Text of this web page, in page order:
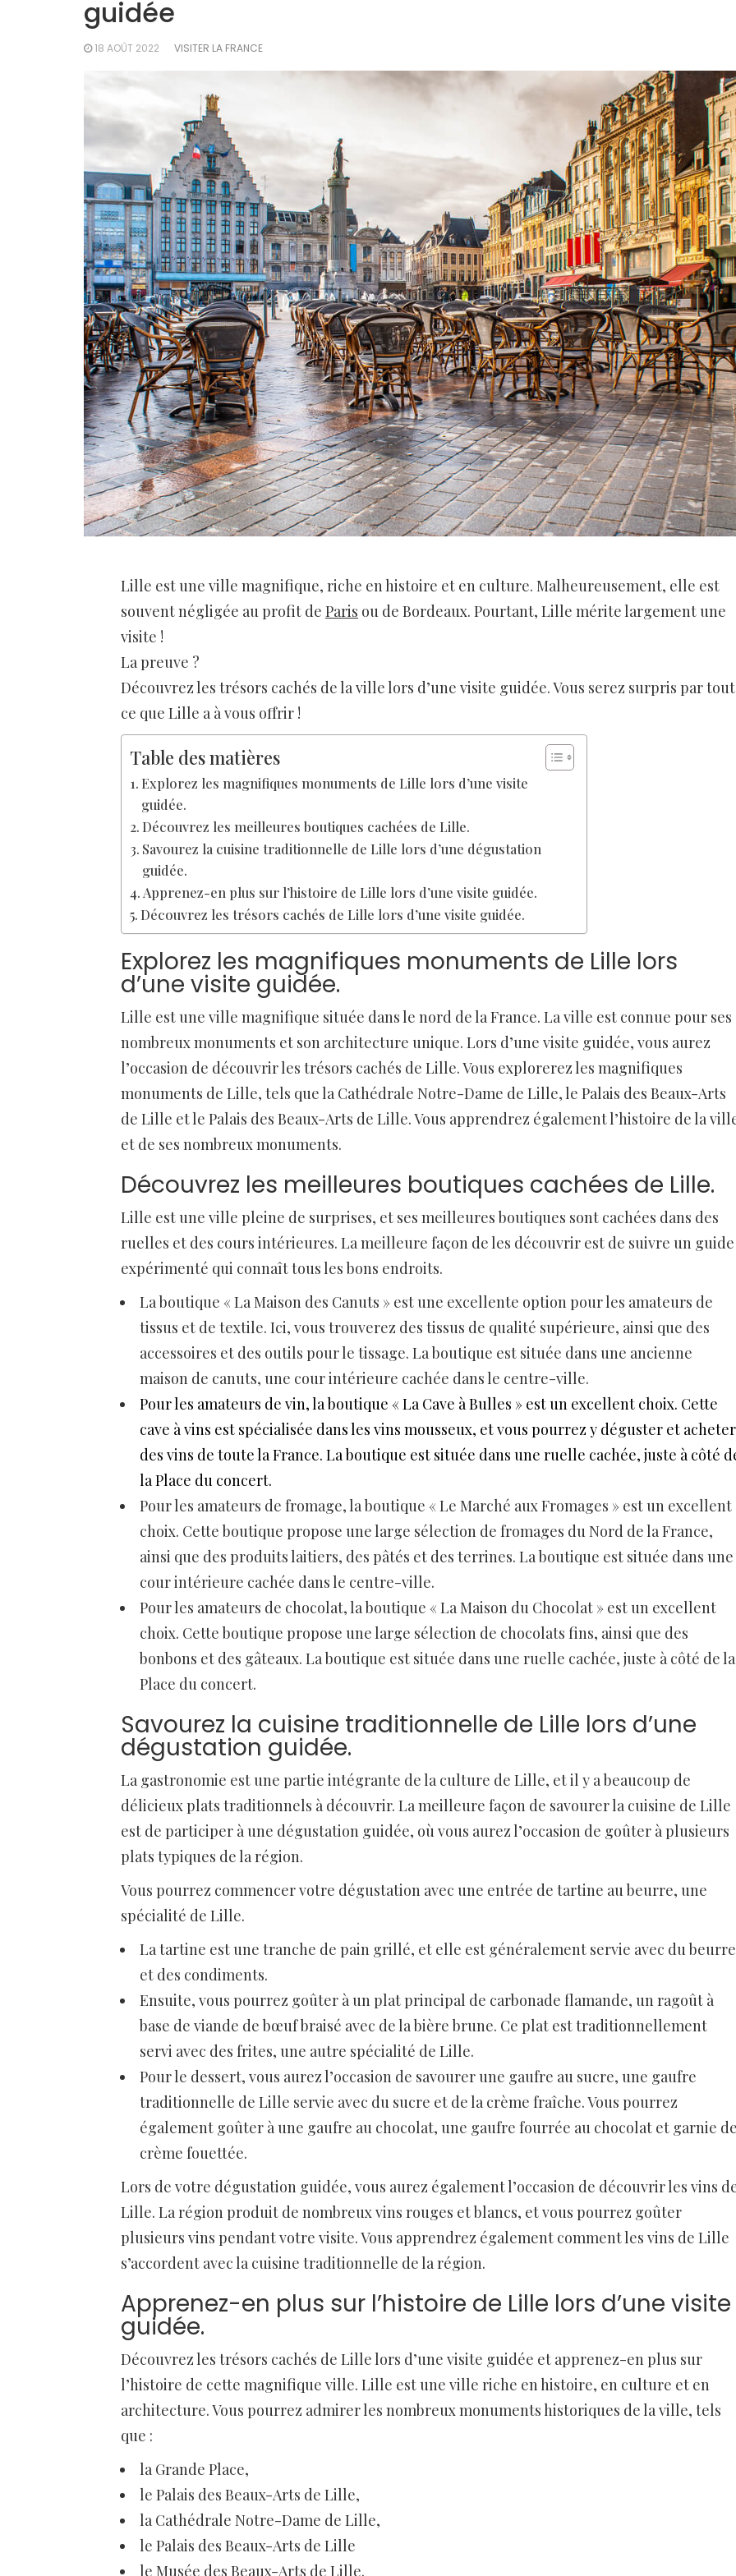
guidée
18 AOÛT 2022 VISITER LA FRANCE
Lille est une ville magnifique, riche en histoire et en culture. Malheureusement, elle est
souvent négligée au profit de Paris ou de Bordeaux. Pourtant, Lille mérite largement une
visite !
La preuve ?
Découvrez les trésors cachés de la ville lors d’une visite guidée. Vous serez surpris par tout
ce que Lille a à vous offrir !
Table des matières
Explorez les magnifiques monuments de Lille lors d’une visite
guidée.
Découvrez les meilleures boutiques cachées de Lille.
Savourez la cuisine traditionnelle de Lille lors d’une dégustation
guidée.
Apprenez-en plus sur l’histoire de Lille lors d’une visite guidée.
Découvrez les trésors cachés de Lille lors d’une visite guidée.
Explorez les magnifiques monuments de Lille lors
d’une visite guidée.
Lille est une ville magnifique située dans le nord de la France. La ville est connue pour ses
nombreux monuments et son architecture unique. Lors d’une visite guidée, vous aurez
l’occasion de découvrir les trésors cachés de Lille. Vous explorerez les magnifiques
monuments de Lille, tels que la Cathédrale Notre-Dame de Lille, le Palais des Beaux-Arts
de Lille et le Palais des Beaux-Arts de Lille. Vous apprendrez également l’histoire de la
et de ses nombreux monuments.
Découvrez les meilleures boutiques cachées de Lille.
Lille est une ville pleine de surprises, et ses meilleures boutiques sont cachées dans des
ruelles et des cours intérieures. La meilleure façon de les découvrir est de suivre un guide
expérimenté qui connaît tous les bons endroits.
La boutique « La Maison des Canuts » est une excellente option pour les amateurs de
tissus et de textile. Ici, vous trouverez des tissus de qualité supérieure, ainsi que des
accessoires et des outils pour le tissage. La boutique est située dans une ancienne
maison de canuts, une cour intérieure cachée dans le centre-ville.
Pour les amateurs de vin, la boutique « La Cave à Bulles » est un excellent choix. Cette
cave à vins est spécialisée dans les vins mousseux, et vous pourrez y déguster et acheter
des vins de toute la France. La boutique est située dans une ruelle cachée, juste à côté
la Place du concert.
Pour les amateurs de fromage, la boutique « Le Marché aux Fromages » est un excellent
choix. Cette boutique propose une large sélection de fromages du Nord de la France,
ainsi que des produits laitiers, des pâtés et des terrines. La boutique est située dans une
cour intérieure cachée dans le centre-ville.
Pour les amateurs de chocolat, la boutique « La Maison du Chocolat » est un excellent
choix. Cette boutique propose une large sélection de chocolats fins, ainsi que des
bonbons et des gâteaux. La boutique est située dans une ruelle cachée, juste à côté de la
Place du concert.
Savourez la cuisine traditionnelle de Lille lors d’une
dégustation guidée.
La gastronomie est une partie intégrante de la culture de Lille, et il y a beaucoup de
délicieux plats traditionnels à découvrir. La meilleure façon de savourer la cuisine de Lille
est de participer à une dégustation guidée, où vous aurez l’occasion de goûter à plusieurs
plats typiques de la région.
Vous pourrez commencer votre dégustation avec une entrée de tartine au beurre, une
spécialité de Lille.
La tartine est une tranche de pain grillé, et elle est généralement servie avec du beurre
et des condiments.
Ensuite, vous pourrez goûter à un plat principal de carbonade flamande, un ragoût à
base de viande de bœuf braisé avec de la bière brune. Ce plat est traditionnellement
servi avec des frites, une autre spécialité de Lille.
Pour le dessert, vous aurez l’occasion de savourer une gaufre au sucre, une gaufre
traditionnelle de Lille servie avec du sucre et de la crème fraîche. Vous pourrez
également goûter à une gaufre au chocolat, une gaufre fourrée au chocolat et garnie
crème fouettée.
Lors de votre dégustation guidée, vous aurez également l’occasion de découvrir les vins
Lille. La région produit de nombreux vins rouges et blancs, et vous pourrez goûter
plusieurs vins pendant votre visite. Vous apprendrez également comment les vins de Lille
s’accordent avec la cuisine traditionnelle de la région.
Apprenez-en plus sur l’histoire de Lille lors d’une visite
guidée.
Découvrez les trésors cachés de Lille lors d’une visite guidée et apprenez-en plus sur
l’histoire de cette magnifique ville. Lille est une ville riche en histoire, en culture et en
architecture. Vous pourrez admirer les nombreux monuments historiques de la ville, tels
que :
la Grande Place,
le Palais des Beaux-Arts de Lille,
la Cathédrale Notre-Dame de Lille,
le Palais des Beaux-Arts de Lille
le Musée des Beaux-Arts de Lille.